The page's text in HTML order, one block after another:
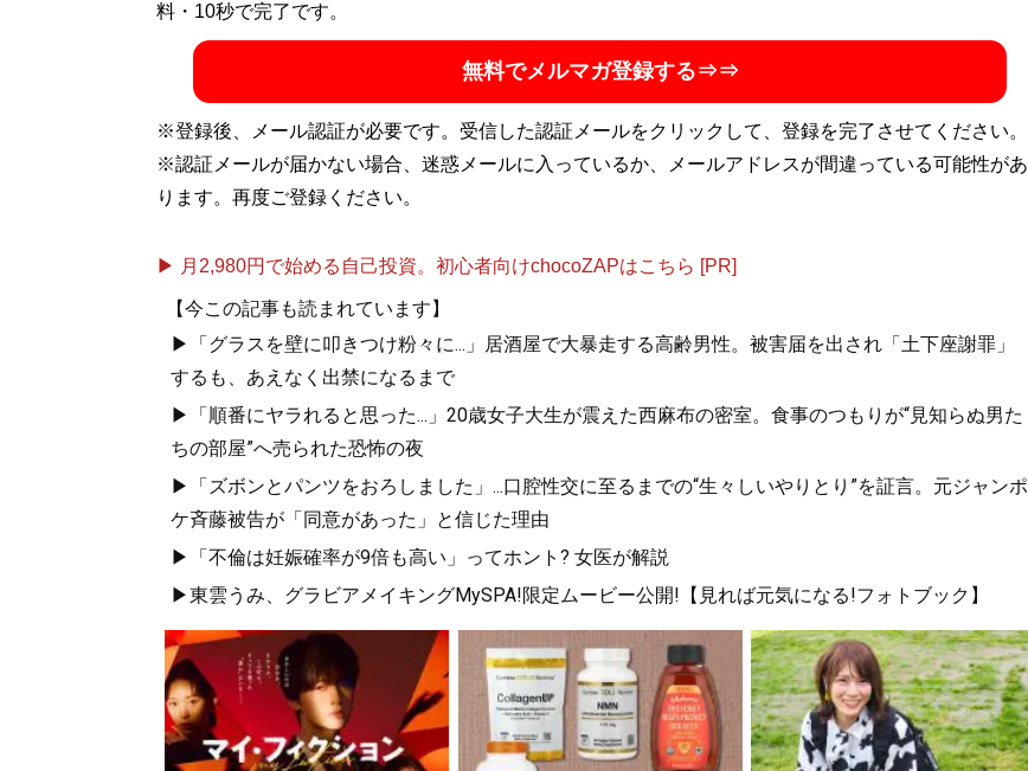
料・10秒で完了です。
無料でメルマガ登録する⇒⇒
※登録後、メール認証が必要です。受信した認証メールをクリックして、登録を完了させてください。
※認証メールが届かない場合、迷惑メールに入っているか、メールアドレスが間違っている可能性があ
ります。再度ご登録ください。
▶ 月2,980円で始める自己投資。初心者向けchocoZAPはこちら [PR]
【今この記事も読まれています】
▶「グラスを壁に叩きつけ粉々に...」居酒屋で大暴走する高齢男性。被害届を出され「土下座謝罪」
するも、あえなく出禁になるまで
▶「順番にヤラれると思った...」20歳女子大生が震えた西麻布の密室。食事のつもりが“見知らぬ男た
ちの部屋”へ売られた恐怖の夜
▶「ズボンとパンツをおろしました」...口腔性交に至るまでの“生々しいやりとり”を証言。元ジャンポ
ケ斉藤被告が「同意があった」と信じた理由
▶「不倫は妊娠確率が9倍も高い」ってホント? 女医が解説
▶東雲うみ、グラビアメイキングMySPA!限定ムービー公開!【見れば元気になる!フォトブック】